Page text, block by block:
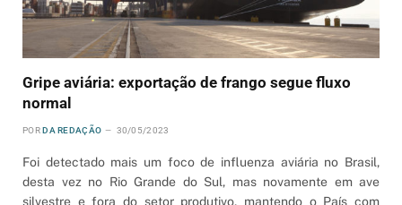
Gripe aviária: exportação de frango segue fluxo
normal
POR DA REDAÇÃO 30/05/2023
Foi detectado mais um foco de influenza aviária no Brasil,
desta vez no Rio Grande do Sul, mas novamente em ave
silvestre e fora do setor produtivo, mantendo o País com